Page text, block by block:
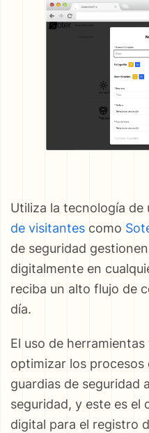
Utiliza la tecnología de
de visitantes como
de seguridad
digitalmente en
reciba un alto flujo de
día.
El uso de
optimizar los procesos
guardias de seguridad
seguridad, y este es el
digital para el registro